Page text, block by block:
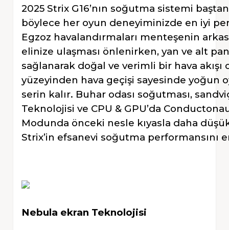
2025 Strix G16’nın soğutma sistemi
böylece her oyun deneyiminizde en iyi
Egzoz havalandırmaları menteşenin
elinize ulaşması önlenirken, yan ve alt
sağlanarak doğal ve verimli bir hava
yüzeyinden hava geçişi sayesinde yoğun
serin kalır. Buhar odası soğutması,
Teknolojisi ve CPU & GPU’da
Modunda önceki nesle kıyasla daha
Strix’in efsanevi soğutma performansını
Nebula ekran Teknolojisi